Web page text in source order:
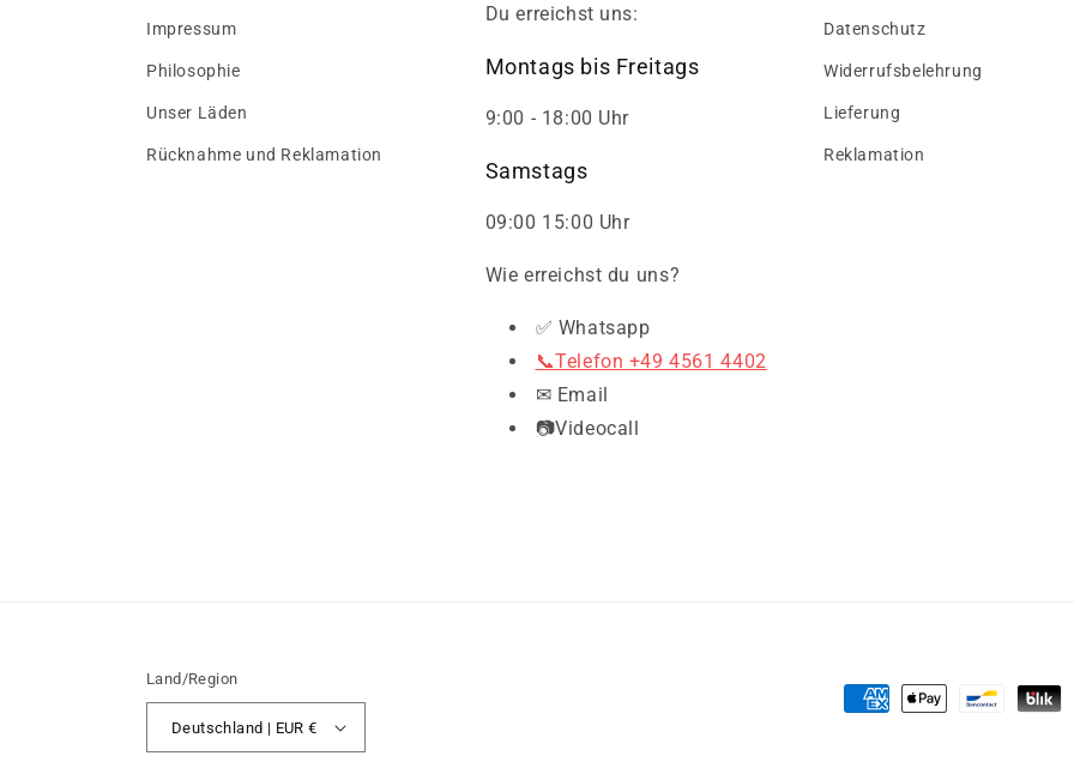
Impressum
Philosophie
Unser Läden
Rücknahme und Reklamation
Du erreichst uns:
Montags bis Freitags
9:00 - 18:00 Uhr
Samstags
09:00 15:00 Uhr
Wie erreichst du uns?
✅ Whatsapp
📞Telefon +49 4561 4402
✉ Email
📷Videocall
Datenschutz
Widerrufsbelehrung
Lieferung
Reklamation
Land/Region
Deutschland | EUR €
Zahlungsmethoden